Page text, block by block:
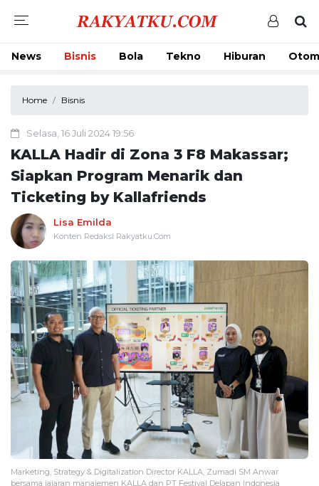
News Bisnis Bola Tekno Hiburan
Home Bisnis
Selasa, 16 Juli 2024 19:56
KALLA Hadir di Zona 3 F8 Makassar;
Siapkan Program Menarik dan
Ticketing by Kallafriends
Lisa Emilda
Konten Redaksi Rakyatku.Com
Marketing, Strategy & Digitalization Director KALLA, Zumadi SM Anwar
bersama jajaran manajemen KALLA dan PT Festival Delapan Indonesia